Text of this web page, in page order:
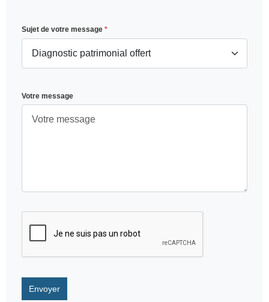
Sujet de votre message *
Votre message